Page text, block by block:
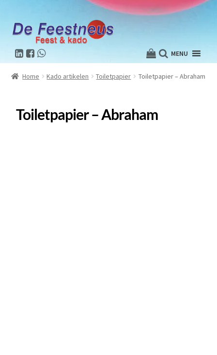
MENU
Home Kado artikelen Toiletpapier Toiletpapier – Abraham
Toiletpapier – Abraham